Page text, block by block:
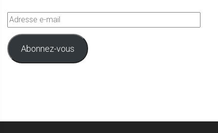
Adresse
e-
mail
Abonnez-vous